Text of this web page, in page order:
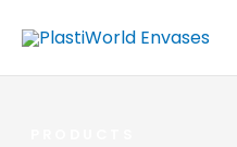
contenido